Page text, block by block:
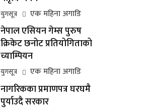
युगसूत्र एक महिना अगाडि
नेपाल एसियन गेम्स पुरुष
क्रिकेट छनोट प्रतियोगिताको
च्याम्पियन
युगसूत्र एक महिना अगाडि
नागरिकका प्रमाणपत्र घरघमै
पुर्याउदै सरकार